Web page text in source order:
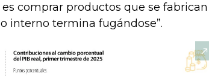
comprar productos que se fabrican
interno termina fugándose”.